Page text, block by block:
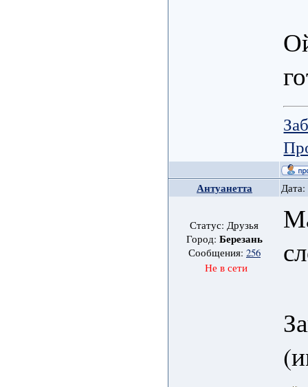
Антуанетта
Статус: Друзья
Город: Березань
Сообщения: 256
Не в сети